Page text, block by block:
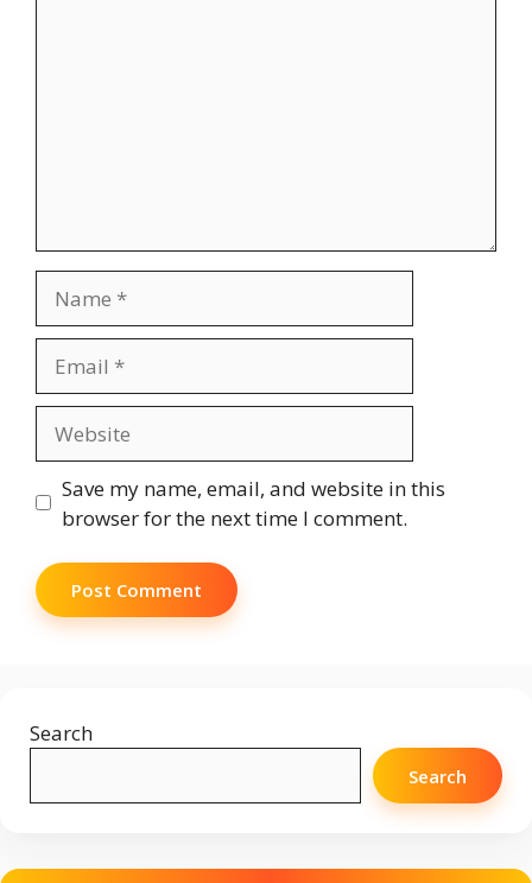
Save my name, email, and website in this
browser for the next time I comment.
Search
Search